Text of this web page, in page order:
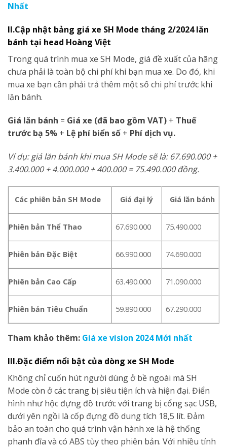
Nhất
II.Cập nhật bảng giá xe SH Mode tháng 2/2024 lăn
bánh tại head Hoàng Việt
Trong quá trình mua xe SH Mode, giá đề xuất của hãng
chưa phải là toàn bộ chi phí khi bạn mua xe. Do đó, khi
mua xe bạn cần phải trả thêm một số chi phí trước khi
lăn bánh.
Giá lăn bánh = Giá xe (đã bao gồm VAT) + Thuế
trước bạ 5% + Lệ phí biển số + Phí dịch vụ.
Ví dụ: giá lăn bánh khi mua SH Mode sẽ là: 67.690.000 +
3.400.000 + 4.000.000 + 400.000 = 75.490.000 đồng.
Các phiên bản SH Mode Giá đại lý Giá lăn bánh
Phiên bản Thể Thao 67.690.000 75.490.000
Phiên bản Đặc Biệt 66.990.000 74.690.000
Phiên bản Cao Cấp 63.490.000 71.090.000
Phiên bản Tiêu Chuẩn 59.890.000 67.290.000
Tham khảo thêm: Giá xe vision 2024 Mới nhất
III.Đặc điểm nổi bật của dòng xe SH Mode
Không chỉ cuốn hút người dùng ở bề ngoài mà SH
Mode còn ở các trang bị siêu tiện ích và hiện đại. Điển
hình như hộc đựng đồ trước với trang bị cổng sạc USB,
dưới yên ngồi là cốp đựng đồ dung tích 18,5 lít. Đảm
bảo an toàn cho quá trình vận hành xe là hệ thống
phanh đĩa và có ABS tùy theo phiên bản. Với nhiều tính